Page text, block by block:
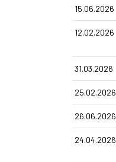
15.06.2026
12.02.2026
31.03.2026
25.02.2026
26.06.2026
24.04.2026